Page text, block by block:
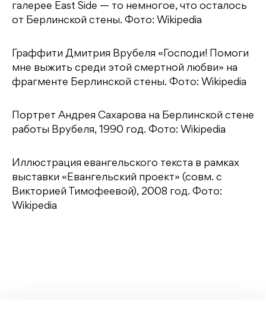
галерее East Side — то немногое, что осталось
от Берлинской стены. Фото: Wikipedia
Граффити Дмитрия Врубеля «Господи! Помоги
мне выжить среди этой смертной любви» на
фрагменте Берлинской стены. Фото: Wikipedia
Портрет Андрея Сахарова на Берлинской стене
работы Врубеля, 1990 год. Фото: Wikipedia
Иллюстрация евангельского текста в рамках
выставки «Евангельский проект» (совм. с
Викторией Тимофеевой), 2008 год. Фото:
Wikipedia